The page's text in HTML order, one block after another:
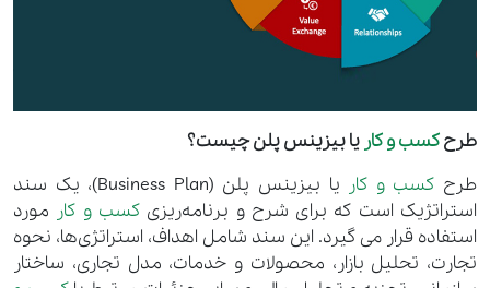
طرحکسب و کار یا بیزینس پلن چیست؟
طرح کسب و کار
یا بیزینس پلن (Business Plan)، یک سند
استراتژیک است که برای شرح و برنامه‌ریزیکسب و کار مورد
استفاده قرار می گیرد. این سند شامل اهداف، استراتژی‌ها، نحوه
تجارت، تحلیل بازار، محصولات و خدمات، مدل تجاری، ساختار